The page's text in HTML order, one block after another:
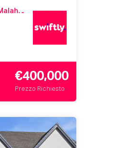
18 Broomfield Mews, The Hill, Malahide, Co. Dublin, K36 X462
€400,000
Prezzo Richiesto